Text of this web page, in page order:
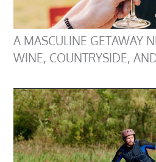
A MASCULINE GETAWAY
WINE, COUNTRYSIDE,